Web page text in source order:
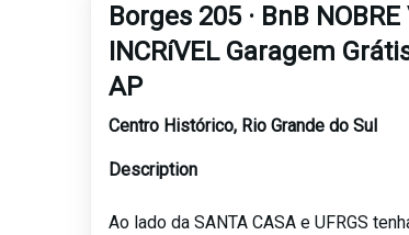
Borges 205 · BnB
INCRíVEL Garagem
AP
Centro Histórico, Rio Grande do Sul
Description
Ao lado da SANTA CASA e UFRGS